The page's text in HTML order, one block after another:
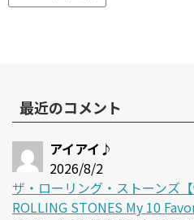
最近のコメント
アイアイ♪
2026/8/2
ザ・ローリング・ストーンズ
ROLLING STONES My 10